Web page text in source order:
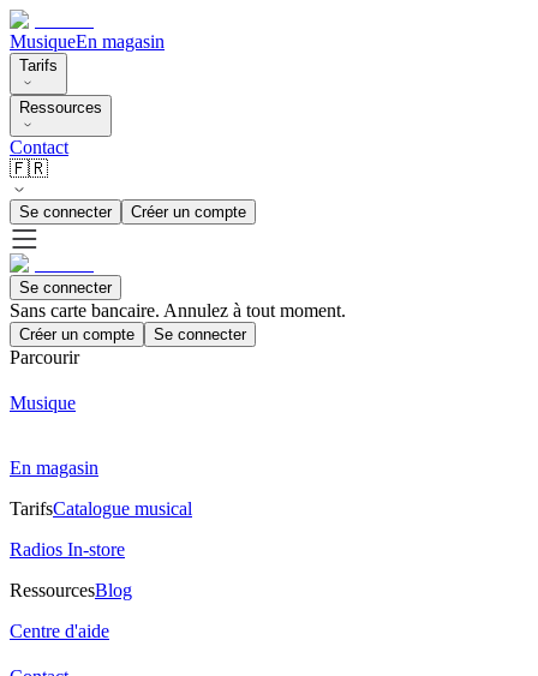
MusiqueEn magasin
Tarifs
Ressources
Contact
🇫🇷
Se connecter Créer un compte
Se connecter
Sans carte bancaire. Annulez à tout moment.
Créer un compte Se connecter
Parcourir
Musique
En magasin
TarifsCatalogue musical
Radios In-store
RessourcesBlog
Centre d'aide